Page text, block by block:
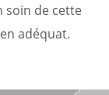
soin de cette
adéquat.